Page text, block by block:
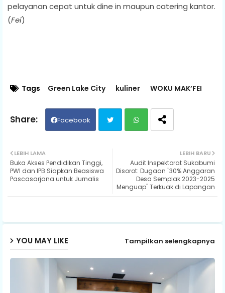
pelayanan cepat untuk dine in maupun catering kantor.
(Fei)
Tags Green Lake City kuliner WOKU MAK’FEI
Facebook
ats
ap
LEBIH BARU
Audit Inspektorat Sukabumi
Disorot: Dugaan "30% Anggaran
Desa Semplak 2023-2025
Menguap" Terkuak di Lapangan
LEBIH LAMA
Buka Akses Pendidikan Tinggi,
PWI dan IPB Siapkan Beasiswa
Pascasarjana untuk Jurnalis
YOU MAY LIKE Tampilkan selengkapnya